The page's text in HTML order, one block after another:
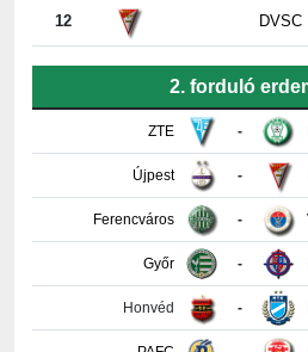
12 DVSC
2. forduló
ZTE -
Újpest -
Ferencváros -
Győr -
Honvéd -